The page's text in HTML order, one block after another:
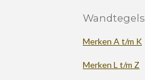
Wandtegels
Merken A t/m K
Merken L t/m Z